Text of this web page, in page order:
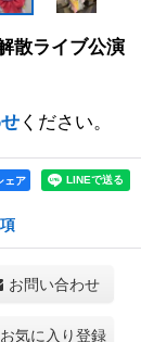
散ライブ公演
ください。
ェア
お問い合わせ
お気に入り登録